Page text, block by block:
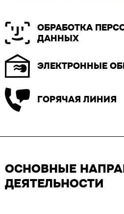
ОБРАБОТКА
ДАННЫХ
ЭЛЕКТРОННЫЕ
ГОРЯЧАЯ ЛИНИЯ
ОСНОВНЫЕ
ДЕЯТЕЛЬНОСТИ